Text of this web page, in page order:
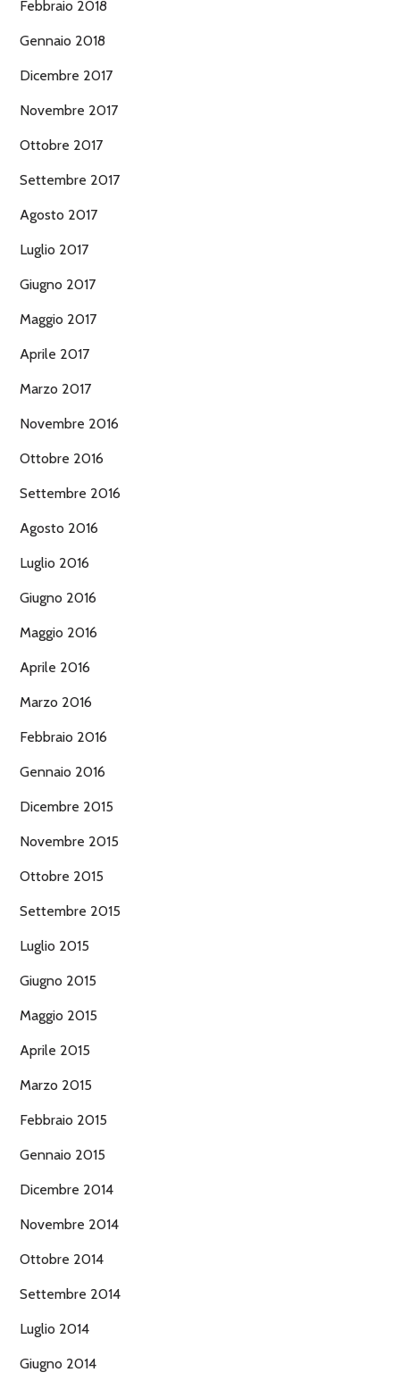
Febbraio 2018
Gennaio 2018
Dicembre 2017
Novembre 2017
Ottobre 2017
Settembre 2017
Agosto 2017
Luglio 2017
Giugno 2017
Maggio 2017
Aprile 2017
Marzo 2017
Novembre 2016
Ottobre 2016
Settembre 2016
Agosto 2016
Luglio 2016
Giugno 2016
Maggio 2016
Aprile 2016
Marzo 2016
Febbraio 2016
Gennaio 2016
Dicembre 2015
Novembre 2015
Ottobre 2015
Settembre 2015
Luglio 2015
Giugno 2015
Maggio 2015
Aprile 2015
Marzo 2015
Febbraio 2015
Gennaio 2015
Dicembre 2014
Novembre 2014
Ottobre 2014
Settembre 2014
Luglio 2014
Giugno 2014